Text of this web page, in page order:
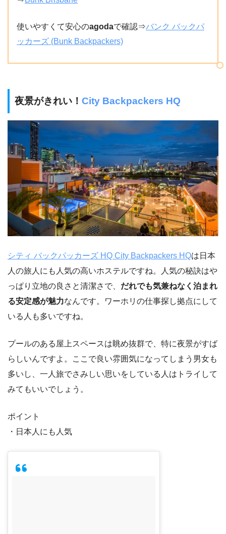
使いやすくて安心のagodaで確認⇒バンク バックパ
ッカーズ (Bunk Backpackers)
夜景がきれい！ City Backpackers HQ
シティ バックパッカーズ HQ City Backpackers HQは日本
人の旅人にも人気の高いホステルですね。人気の秘訣はや
っぱり立地の良さと清潔さで、 だれでも気兼ねなく泊まれ
る安定感が魅力なんです。ワーホリの仕事探し拠点にして
いる人も多いですね。
プールのある屋上スペースは眺め抜群で、特に夜景がすば
らしいんですよ。ここで良い雰囲気になってしまう男女も
多いし、一人旅でさみしい思いをしている人はトライして
みてもいいでしょう。
ポイント
・日本人にも人気